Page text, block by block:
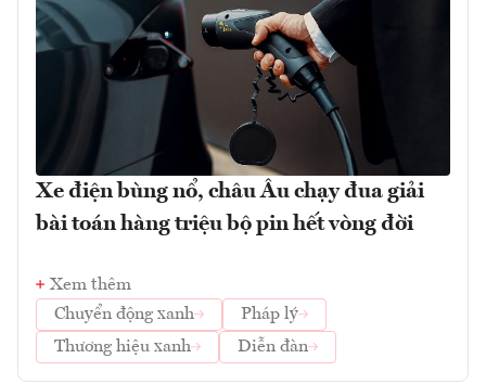
Xe điện bùng nổ, châu Âu chạy đua giải
bài toán hàng triệu bộ pin hết vòng đời
Xem thêm
Chuyển động xanh
Pháp lý
Thương hiệu xanh
Diễn đàn